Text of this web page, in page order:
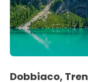
Dobbiaco,